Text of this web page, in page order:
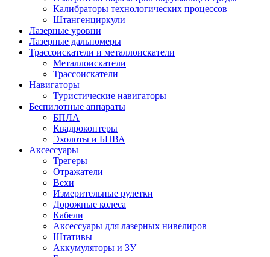
Калибраторы технологических процессов
Штангенциркули
Лазерные уровни
Лазерные дальномеры
Трассоискатели и металлоискатели
Металлоискатели
Трассоискатели
Навигаторы
Туристические навигаторы
Беспилотные аппараты
БПЛА
Квадрокоптеры
Эхолоты и БПВА
Аксессуары
Трегеры
Отражатели
Вехи
Измерительные рулетки
Дорожные колеса
Кабели
Аксессуары для лазерных нивелиров
Штативы
Аккумуляторы и ЗУ